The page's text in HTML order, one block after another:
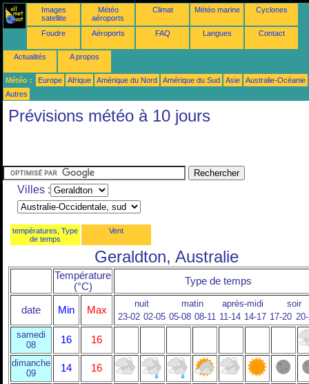
Images
satellite
Météo
aéroports
Climat Météo marine Cyclones
Foudre Aéroports FAQ Langues Contact
Actualités A propos
Météo : Europe Afrique Amérique du Nord Amérique du Sud Asie
Australie-Océanie
Autres
Prévisions météo à 10 jours
Villes :
températures, Type
de temps
Vent
Geraldton, Australie
Température
(°C)
Type de temps
date Min Max
nuit matin après-midi
soir
23-02 02-05 05-08 08-11 11-14 14-17 17-20
samedi
08
16 16
dimanche
09
14 16